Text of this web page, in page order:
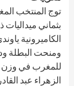
توج المنتخب
بثماني ميداليات
الكاميرونية
ومنحت البطلة
الزهراء عبد